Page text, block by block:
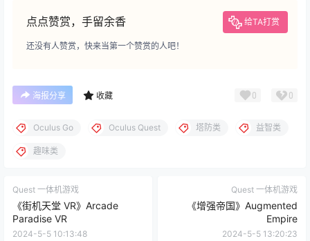
点点赞赏，手留余香 给TA打赏
还没有人赞赏，快来当第一个赞赏的人吧！
海报分享 收藏 0 0
Oculus Go Oculus Quest 塔防类 益智类
趣味类
Quest 一体机游戏
《街机天堂 VR》Arcade
Paradise VR
2024-5-5 10:13:48
Quest 一体机游戏
《增强帝国》Augmented
Empire
2024-5-5 13:20:23